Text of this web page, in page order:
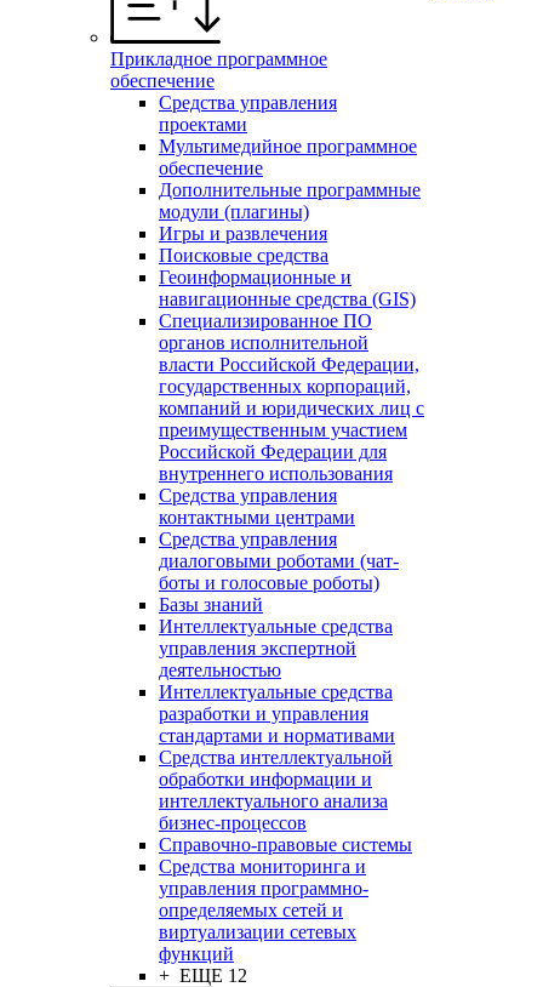
Прикладное программное
обеспечение
Средства управления
проектами
Мультимедийное программное
обеспечение
Дополнительные программные
модули (плагины)
Игры и развлечения
Поисковые средства
Геоинформационные и
навигационные средства (GIS)
Специализированное ПО
органов исполнительной
власти Российской Федерации,
государственных корпораций,
компаний и юридических лиц с
преимущественным участием
Российской Федерации для
внутреннего использования
Средства управления
контактными центрами
Средства управления
диалоговыми роботами (чат-
боты и голосовые роботы)
Базы знаний
Интеллектуальные средства
управления экспертной
деятельностью
Интеллектуальные средства
разработки и управления
стандартами и нормативами
Средства интеллектуальной
обработки информации и
интеллектуального анализа
бизнес-процессов
Справочно-правовые системы
Средства мониторинга и
управления программно-
определяемых сетей и
виртуализации сетевых
функций
+ ЕЩЕ 12